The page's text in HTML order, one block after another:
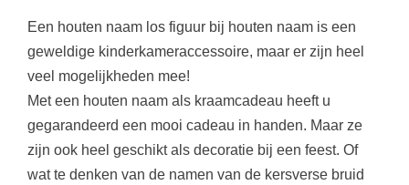
Een houten naam los figuur bij houten naam is een
geweldige kinderkameraccessoire, maar er zijn heel
veel mogelijkheden mee!
Met een houten naam als kraamcadeau heeft u
gegarandeerd een mooi cadeau in handen. Maar ze
zijn ook heel geschikt als decoratie bij een feest. Of
wat te denken van de namen van de kersverse bruid